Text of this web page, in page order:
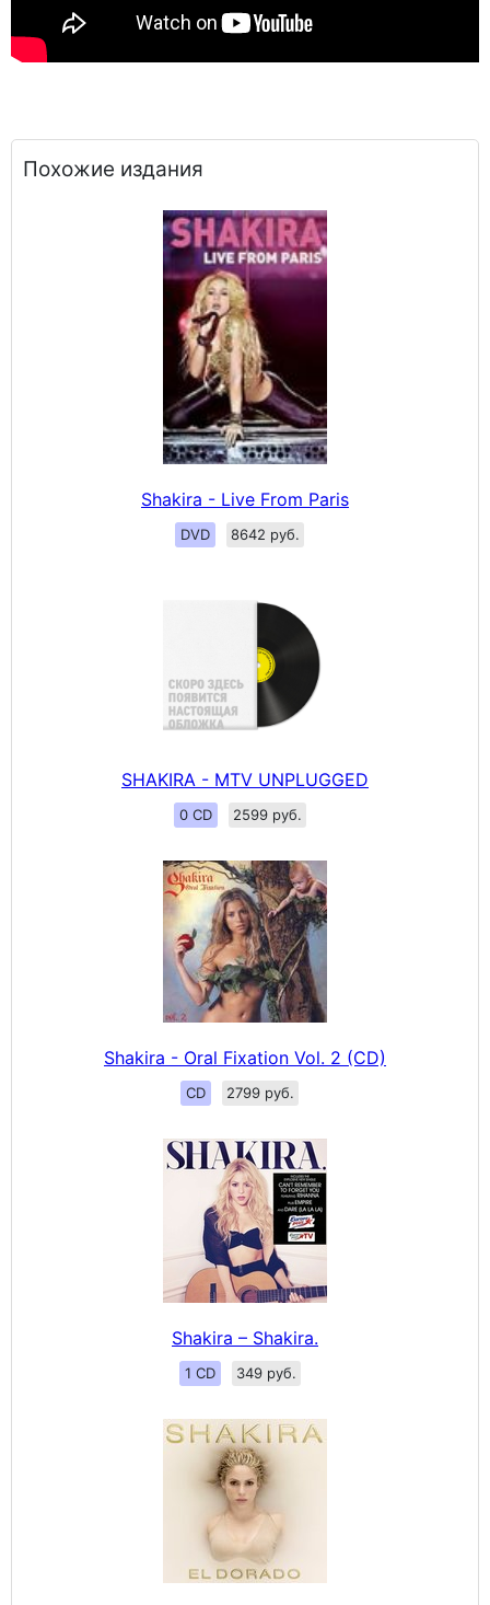
Похожие издания
Shakira - Live From Paris
DVD 8642 руб.
SHAKIRA - MTV UNPLUGGED
0 CD 2599 руб.
Shakira - Oral Fixation Vol. 2 (CD)
CD 2799 руб.
Shakira – Shakira.
1 CD 349 руб.